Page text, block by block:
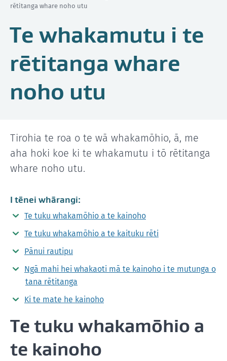
rētitanga whare noho utu
Te whakamutu i te
rētitanga whare
noho utu
Tirohia te roa o te wā whakamōhio, ā, me
aha hoki koe ki te whakamutu i tō rētitanga
whare noho utu.
I tēnei whārangi:
Te tuku whakamōhio a te kainoho
Te tuku whakamōhio a te kaituku rēti
Pānui rautipu
Ngā mahi hei whakaoti mā te kainoho i te mutunga o
tana rētitanga
Ki te mate he kainoho
Te tuku whakamōhio a
te kainoho